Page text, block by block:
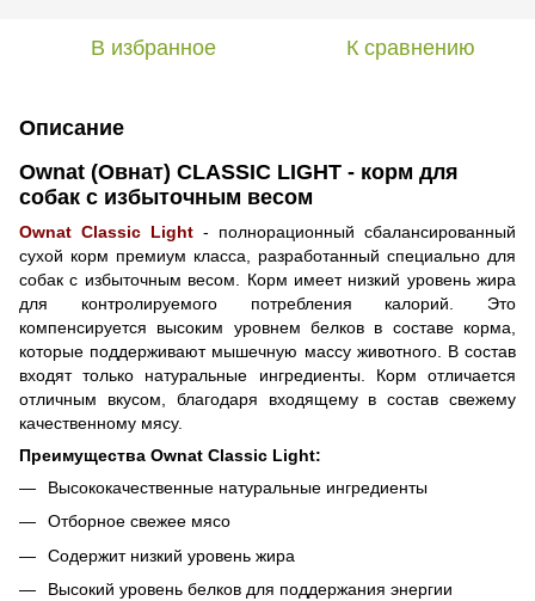
В избранное К сравнению
Описание
Ownat (Овнат) CLASSIC LIGHT - корм для
собак с избыточным весом
Ownat Classic Light - полнорационный сбалансированный
сухой корм премиум класса, разработанный специально для
собак с избыточным весом. Корм имеет низкий уровень жира
для контролируемого потребления калорий. Это
компенсируется высоким уровнем белков в составе корма,
которые поддерживают мышечную массу животного. В состав
входят только натуральные ингредиенты. Корм отличается
отличным вкусом, благодаря входящему в состав свежему
качественному мясу.
Преимущества Ownat Classic Light:
Высококачественные натуральные ингредиенты
Отборное свежее мясо
Содержит низкий уровень жира
Высокий уровень белков для поддержания энергии